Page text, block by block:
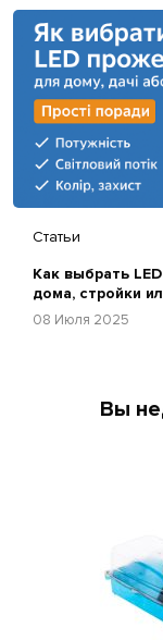
Статьи
Как выбрать
дома, стройки
простая
08 Июля 2025
Вы